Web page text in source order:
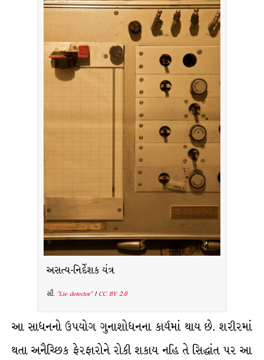
અસત્ય-નિર્દેશક યંત્ર
સૌ. "Lie detector"|CC BY 2.0
આ સાધનનો ઉપયોગ ગુનાશોધનના કાર્યમાં થાય છે. શરીરમાં
થતા અનૈચ્છિક ફેરફારોને રોકી શકાય નહિ તે સિદ્ધાંત પર આ